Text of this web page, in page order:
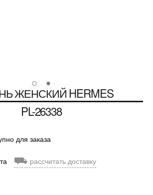
ЖЕНСКИЙHERMES
PL-26338
для заказа
⛟ рассчитать доставку